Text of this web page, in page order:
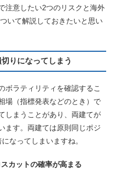
注意したい2つのリスクと海外
いて解説しておきたいと思い
りになってしまう
ボラティリティを確認するこ
場（指標発表などのとき）で
しまうことがあり、両建てが
ます。両建ては原則同じポジ
なってしまいますね。
カットの確率が高まる